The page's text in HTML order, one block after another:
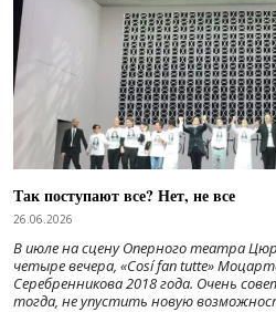
Так поступают все? Нет, не все
26.06.2026
В июле на сцену Оперного театра
четыре вечера, «Cosí fan tutte»
Серебренникова 2018 года. Очень
тогда, не упустить новую